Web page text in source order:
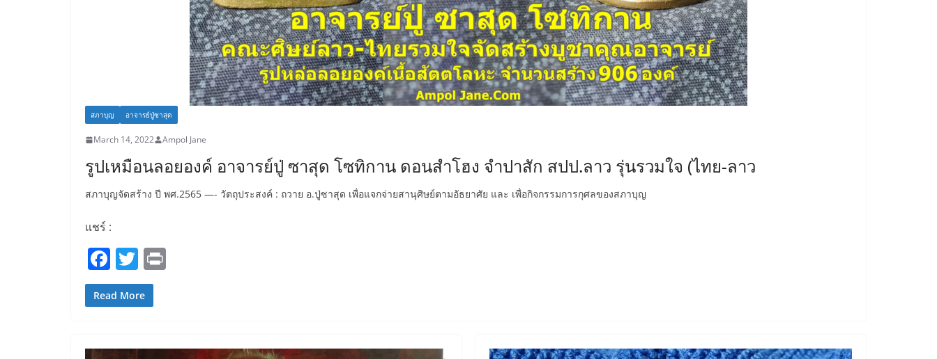
สภาบุญ อาจารย์ปู่ซาสุด
March 14, 2022 Ampol Jane
รูปเหมือนลอยองค์ อาจารย์ปู่ ซาสุด โซทิกาน ดอนสำโฮง จำปาสัก สปป.ลาว รุ่นรวมใจ (ไทย-ลาว
สภาบุญจัดสร้าง ปี พศ.2565 —- วัตถุประสงค์ : ถวาย อ.ปู่ซาสุด เพื่อแจกจ่ายสานุศิษย์ตามอัธยาศัย และ เพื่อกิจกรรมการกุศลของสภาบุญ
แชร์ :
F
a
c
b
T
w
itt
Read More